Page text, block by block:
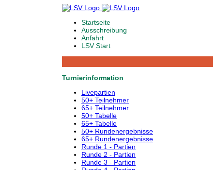
Startseite
Ausschreibung
Anfahrt
LSV Start
Turnierinformation
Livepartien
50+ Teilnehmer
65+ Teilnehmer
50+ Tabelle
65+ Tabelle
50+ Rundenergebnisse
65+ Rundenergebnisse
Runde 1 - Partien
Runde 2 - Partien
Runde 3 - Partien